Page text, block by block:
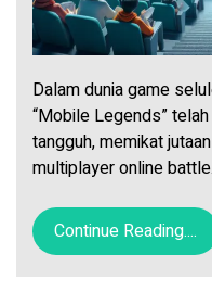
Dalam dunia game
“Mobile Legends”
tangguh, memikat
multiplayer online
Continue Reading....